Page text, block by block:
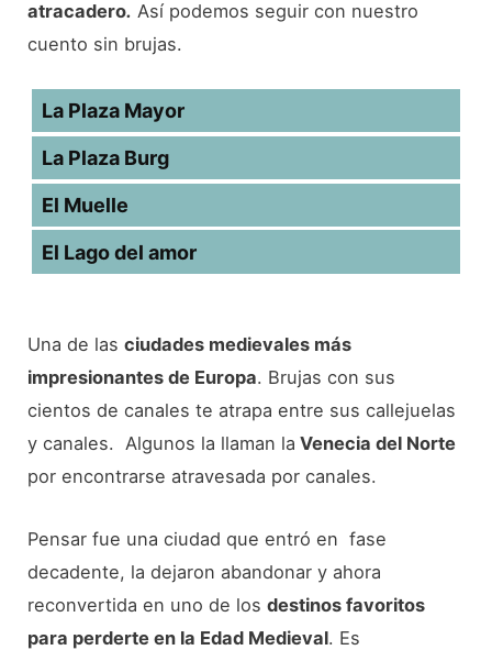
atracadero. Así podemos seguir con nuestro
cuento sin brujas.
La Plaza Mayor
La Plaza Burg
El Muelle
El Lago del amor
Una de lasciudades medievales más
impresionantes de Europa. Brujas con sus
cientos de canales te atrapa entre sus callejuelas
y canales. Algunos la llaman la Venecia del Norte
por encontrarse atravesada por canales.
Pensar fue una ciudad que entró en fase
decadente, la dejaron abandonar y ahora
reconvertida en uno de losdestinos favoritos
para perderte en la Edad Medieval. Es